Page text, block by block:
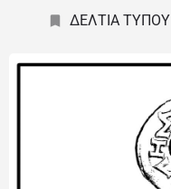
ΔΕΛΤΙΑ ΤΥΠΟΥ